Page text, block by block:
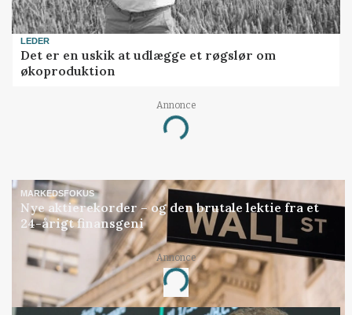
LEDER
Det er en uskik at udlægge et røgslør om
økoproduktion
Annonce
Loading...
MARKEDSFOKUS
Nye aktierekorder – og den brutale lektie fra et
24-årigt finansgeni
Annonce
Loading...